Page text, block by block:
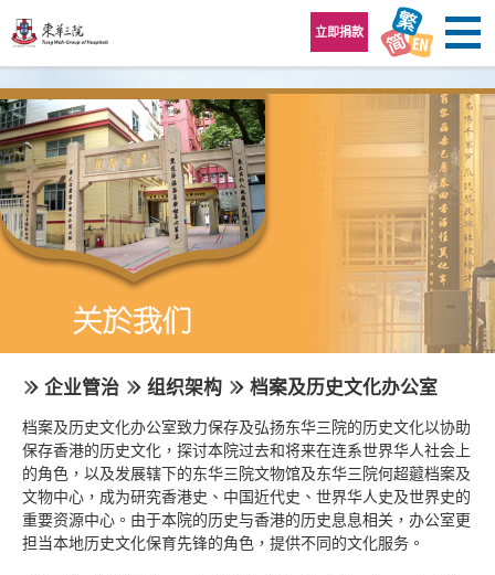
立即捐款
企业管治 组织架构 档案及历史文化办公室
档案及历史文化办公室致力保存及弘扬东华三院的历史文化以协助
保存香港的历史文化，探讨本院过去和将来在连系世界华人社会上
的角色，以及发展辖下的东华三院文物馆及东华三院何超蕸档案及
文物中心，成为研究香港史、中国近代史、世界华人史及世界史的
重要资源中心。由于本院的历史与香港的历史息息相关，办公室更
担当本地历史文化保育先锋的角色，提供不同的文化服务。